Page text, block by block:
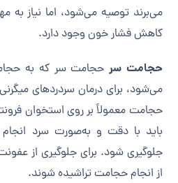
می‌برند توصیه می‌شود، اما نیاز به
کاهش فشار خون وجود دارد.
حجامت سر حجامت سر که به
می‌شود، برای درمان سردردهای
حجامت معمولاً بر روی استخوان
باید با دقت و به‌صورت سرد انجام
جلوگیری شود. برای جلوگیری از
از انجام حجامت تراشیده شوند.